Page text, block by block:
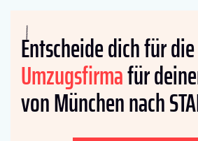
Entscheide dich für die
Umzugsfirmafür
von München nach